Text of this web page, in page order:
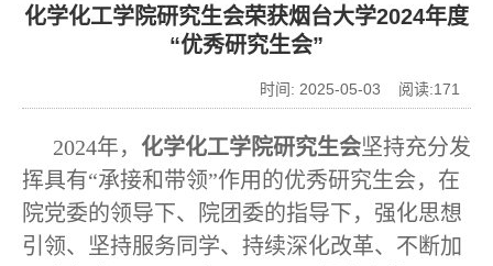
化学化工学院研究生会荣获烟台大学2024年度
“优秀研究生会”
时间: 2025-05-03 阅读:171
2024年， 化学化工学院研究生会坚持充分发
挥具有“承接和带领”作用的优秀研究生会，在
院党委的领导下、院团委的指导下，强化思想
引领、坚持服务同学、持续深化改革、不断加